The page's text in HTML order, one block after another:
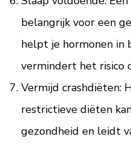
belangrijk voor een
helpt je hormonen in
vermindert het risico
Vermijd crashdiëten:
restrictieve diëten
gezondheid en leidt